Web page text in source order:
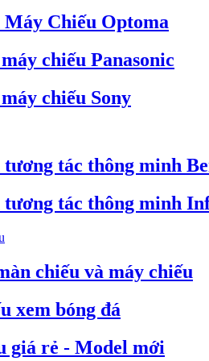
Máy Chiếu Optoma
chiếu Panasonic
chiếu Sony
tác thông minh
tác thông minh
chiếu và máy chiếu
xem bóng đá
giá rẻ - Model mới